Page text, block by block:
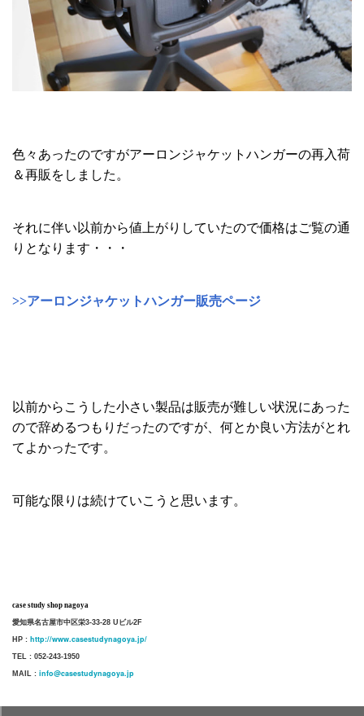
色々あったのですがアーロンジャケットハンガーの再入荷
＆再販をしました。
それに伴い以前から値上がりしていたので価格はご覧の通
りとなります・・・
>>アーロンジャケットハンガー販売ページ
以前からこうした小さい製品は販売が難しい状況にあった
ので辞めるつもりだったのですが、何とか良い方法がとれ
てよかったです。
可能な限りは続けていこうと思います。
case study shop nagoya
愛知県名古屋市中区栄3-33-28 Uビル2F
HP : http://www.casestudynagoya.jp/
TEL : 052-243-1950
MAIL : info@casestudynagoya.jp